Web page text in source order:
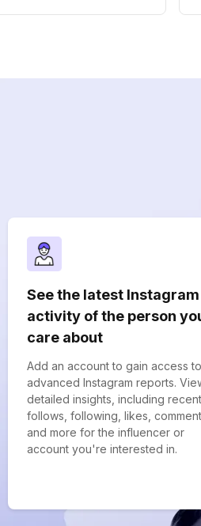
See the latest Instagram
activity of the person
care about
Add an account to gain access to
advanced Instagram reports.
detailed insights, including recent
follows, following, likes,
and more for the influencer or
account you're interested in.